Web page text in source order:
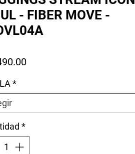
- FIBER MOVE -
Precio
*
*